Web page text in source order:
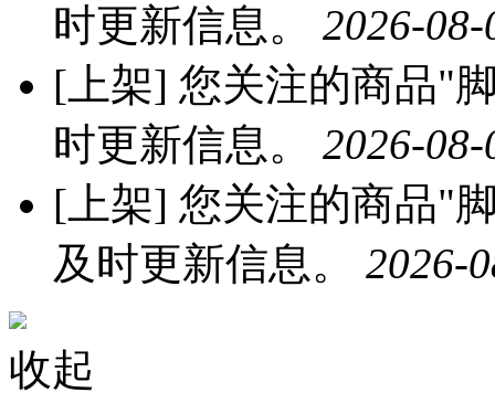
时更新信息。 2026-
[上架] 您关注的商品"
时更新信息。 2026-
[上架] 您关注的商品"
及时更新信息。 2026-
收起